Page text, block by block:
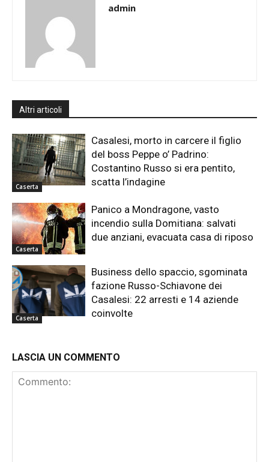
admin
Altri articoli
Caserta
Casalesi, morto in carcere il figlio
del boss Peppe o’ Padrino:
Costantino Russo si era pentito,
scatta l’indagine
Caserta
Panico a Mondragone, vasto
incendio sulla Domitiana: salvati
due anziani, evacuata casa di riposo
Caserta
Business dello spaccio, sgominata
fazione Russo-Schiavone dei
Casalesi: 22 arresti e 14 aziende
coinvolte
LASCIA UN COMMENTO